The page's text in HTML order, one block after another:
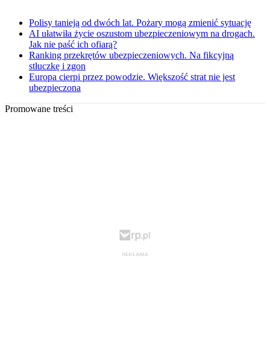
Polisy tanieją od dwóch lat. Pożary mogą zmienić sytuację
AI ułatwiła życie oszustom ubezpieczeniowym na drogach.
Jak nie paść ich ofiarą?
Ranking przekrętów ubezpieczeniowych. Na fikcyjną
stłuczkę i zgon
Europa cierpi przez powodzie. Większość strat nie jest
ubezpieczona
Promowane treści